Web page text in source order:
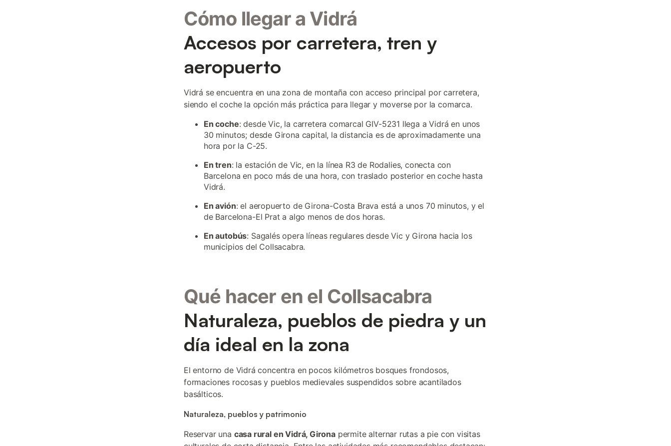
Cómo llegar a Vidrá
Accesos por carretera, tren y
aeropuerto
Vidrá se encuentra en una zona de montaña con acceso principal por carretera,
siendo el coche la opción más práctica para llegar y moverse por la comarca.
En coche: desde Vic, la carretera comarcal GIV-5231 llega a Vidrá en unos
30 minutos; desde Girona capital, la distancia es de aproximadamente una
hora por la C-25.
En tren: la estación de Vic, en la línea R3 de Rodalies, conecta con
Barcelona en poco más de una hora, con traslado posterior en coche hasta
Vidrá.
En avión: el aeropuerto de Girona-Costa Brava está a unos 70 minutos, y el
de Barcelona-El Prat a algo menos de dos horas.
En autobús: Sagalés opera líneas regulares desde Vic y Girona hacia los
municipios del Collsacabra.
Qué hacer en el Collsacabra
Naturaleza, pueblos de piedra y un
día ideal en la zona
El entorno de Vidrá concentra en pocos kilómetros bosques frondosos,
formaciones rocosas y pueblos medievales suspendidos sobre acantilados
basálticos.
Naturaleza, pueblos y patrimonio
Reservar una casa rural en Vidrá, Gironapermite alternar rutas a pie con visitas